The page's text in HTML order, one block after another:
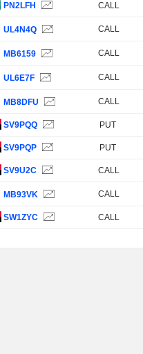
PN2LFH CALL
UL4N4Q CALL
MB6159 CALL
UL6E7F CALL
MB8DFU CALL
SV9PQQ PUT
SV9PQP PUT
SV9U2C CALL
MB93VK CALL
SW1ZYC CALL